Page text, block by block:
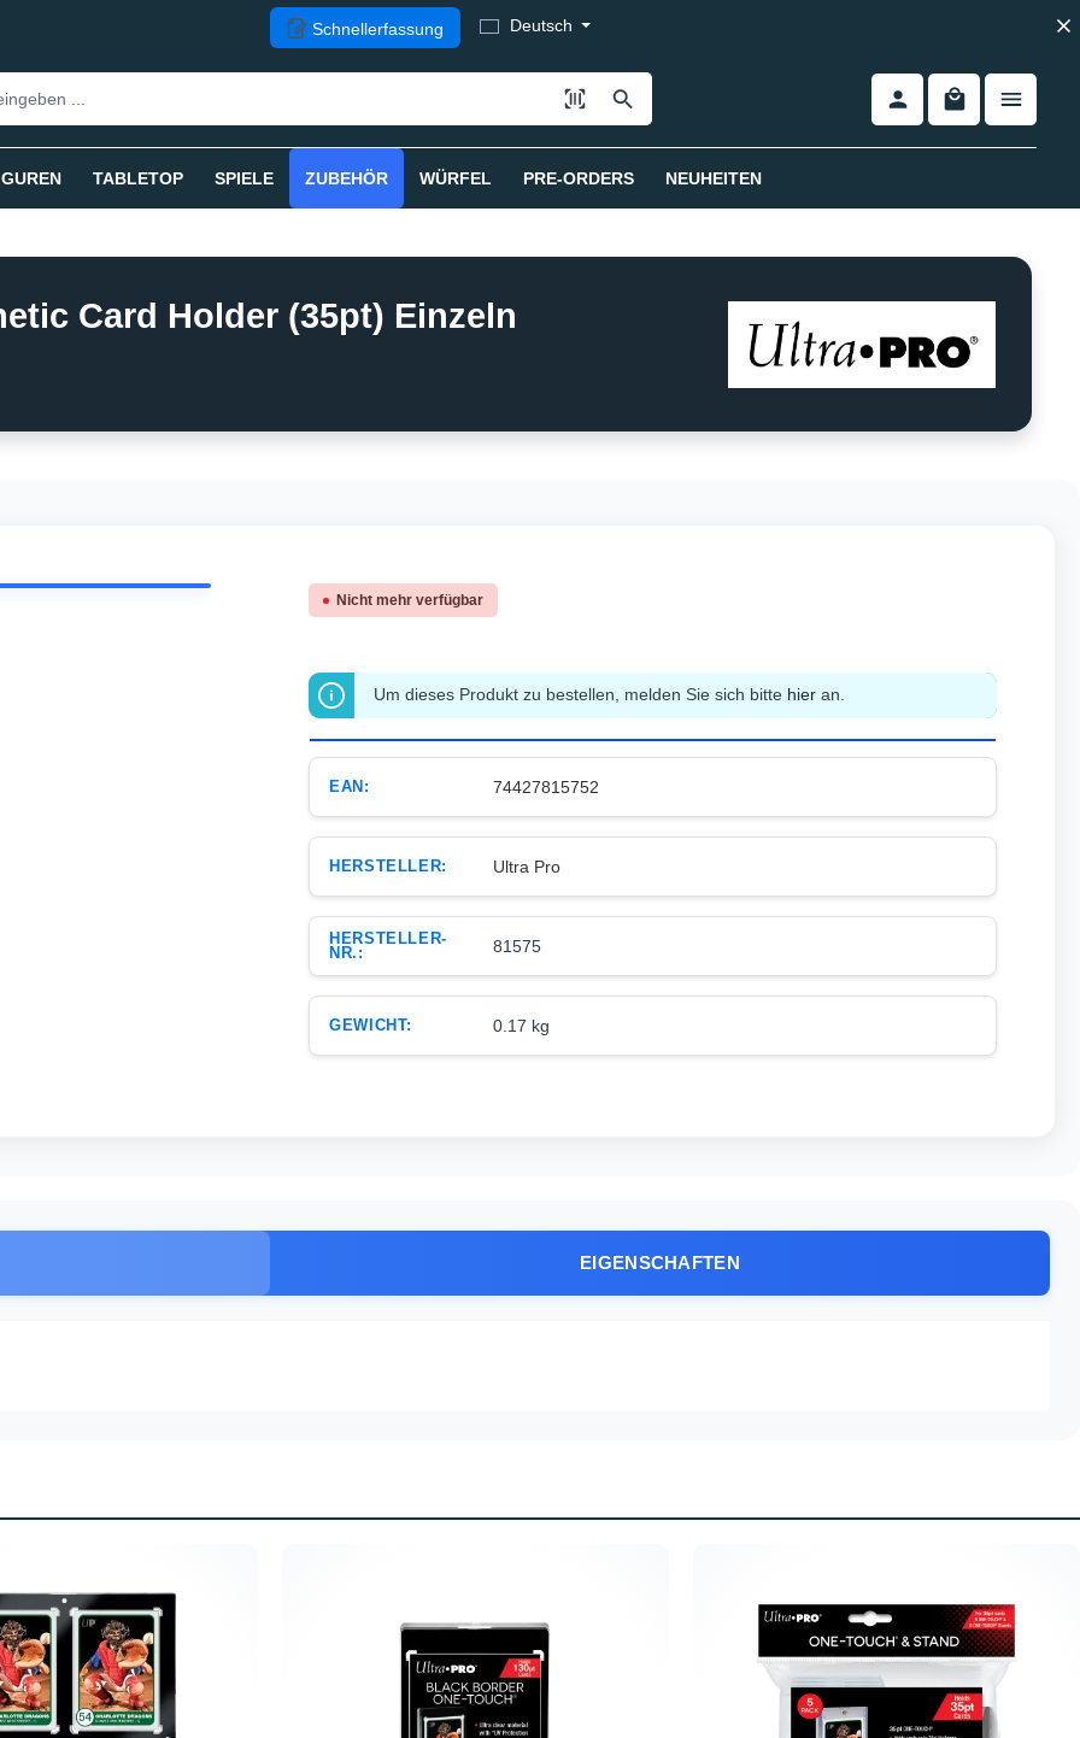
Schnellerfassung Deutsch
TABLETOP SPIELE ZUBEHÖR WÜRFEL PRE-ORDERS NEUHEITEN
Card Holder (35pt) Einzeln
Nicht mehr verfügbar
Um dieses Produkt zu bestellen, melden Sie sich bitte hier an.
EAN: 74427815752
HERSTELLER: Ultra Pro
HERSTELLER-
NR.:
81575
GEWICHT: 0.17 kg
EIGENSCHAFTEN